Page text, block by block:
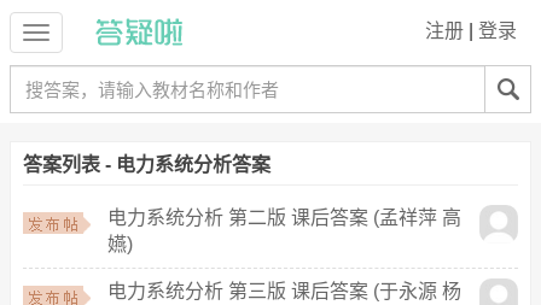
注册 登录
答案列表 - 电力系统分析答案
电力系统分析 第二版 课后答案 (孟祥萍 高
嬿)
电力系统分析 第三版 课后答案 (于永源 杨